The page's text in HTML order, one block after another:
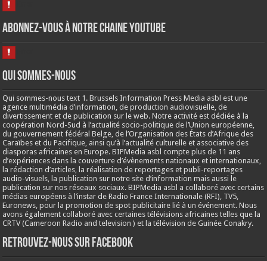
Abonnez-vous à notre chaine Youtube
Qui sommes-nous
Qui sommes-nous text 1. Brussels Information Press Media asbl est une
agence multimédia d’information, de production audiovisuelle, de
divertissement et de publication sur le web. Notre activité est dédiée à la
coopération Nord-Sud à l’actualité socio-politique de l’Union européenne,
du gouvernement fédéral Belge, de l’Organisation des États d’Afrique des
Caraïbes et du Pacifique, ainsi qu’à l’actualité culturelle et associative des
diasporas africaines en Europe. BIPMedia asbl compte plus de 11 ans
d’expériences dans la couverture d’évènements nationaux et internationaux,
la rédaction d’articles, la réalisation de reportages et publi-reportages
audio-visuels, la publication sur notre site d’information mais aussi le
publication sur nos réseaux sociaux. BIPMedia asbl a collaboré avec certains
médias européens à l’instar de Radio France Internationale (RFI), TV5,
Euronews, pour la promotion de spot publicitaire lié à un événement. Nous
avons également collaboré avec certaines télévisions africaines telles que la
CRTV (Cameroon Radio and television ) et la télévision de Guinée Conakry.
Retrouvez-nous sur Facebook